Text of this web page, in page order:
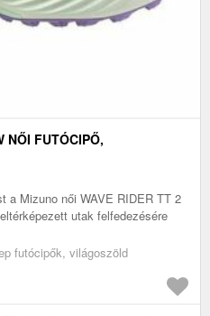
NŐI FUTÓCIPŐ,
a Mizuno női WAVE RIDER TT 2
utak felfedezésére
futócipők, világoszöld